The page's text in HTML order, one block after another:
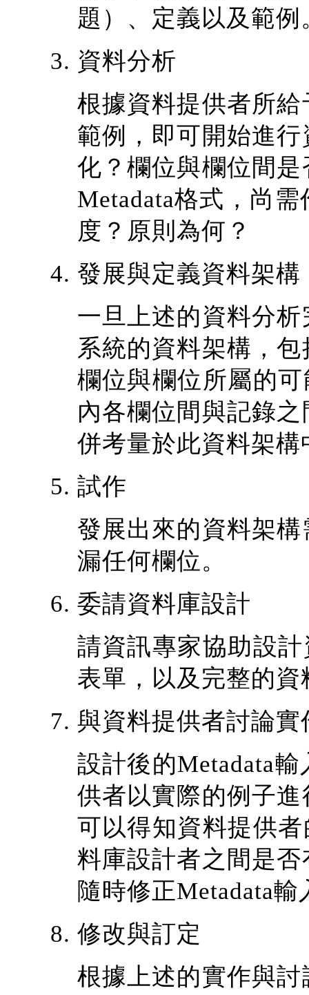
題）、定義以及範例
資料分析
根據資料提供者所
範例，即可開始進
化？欄位與欄位間
Metadata格式，尚
度？原則為何？
發展與定義資料架構
一旦上述的資料分
系統的資料架構，
欄位與欄位所屬的
內各欄位間與記錄
併考量於此資料架構
試作
發展出來的資料架
漏任何欄位。
委請資料庫設計
請資訊專家協助設
表單，以及完整的資
與資料提供者討論實
設計後的Metadata
供者以實際的例子
可以得知資料提供
料庫設計者之間是
隨時修正Metadata
修改與訂定
根據上述的實作與